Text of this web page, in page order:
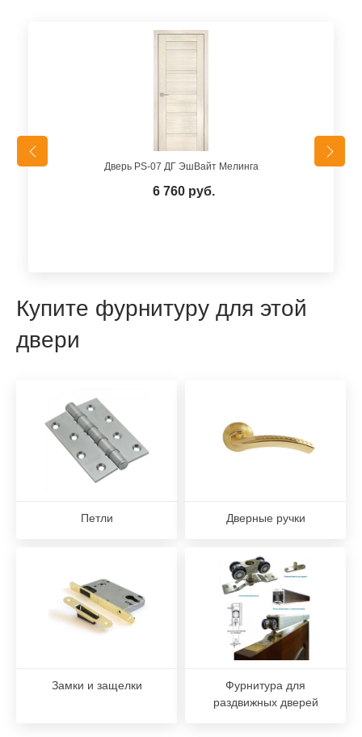
Дверь PS-07 ДГ ЭшВайт Мелинга
6 760 руб.
Купите фурнитуру для этой
двери
Петли Дверные ручки
Замки и защелки
Фурнитура для
раздвижных дверей